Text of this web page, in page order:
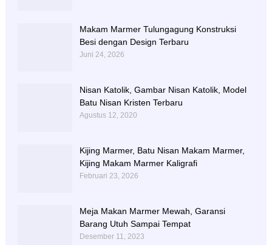
Makam Marmer Tulungagung Konstruksi
Besi dengan Design Terbaru
Juni 24, 2026
Nisan Katolik, Gambar Nisan Katolik, Model
Batu Nisan Kristen Terbaru
Agustus 12, 2020
Kijing Marmer, Batu Nisan Makam Marmer,
Kijing Makam Marmer Kaligrafi
Februari 23, 2026
Meja Makan Marmer Mewah, Garansi
Barang Utuh Sampai Tempat
Desember 11, 2023